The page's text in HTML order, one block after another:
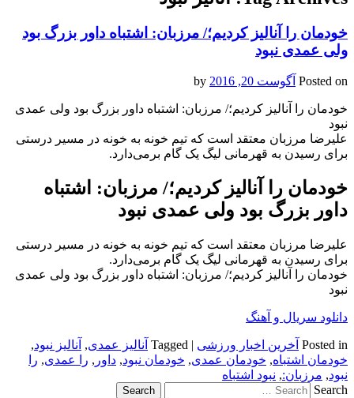
خودمان را آنالیز کردیم؛/ مرزبان: اشتباه داور بزرگ بود
ولی عمدی نبود
Posted on آگوست 20, 2016
خودمان را آنالیز کردیم؛/ مرزبان: اشتباه داور بزرگ بود ولی عمدی
نبود
علیرضا مرزبان معتقد است که تیم خونه به خونه در مسیر درستی
برای رسیدن به قهرمانی لیگ یک گام برمی‌دارد.
خودمان را آنالیز کردیم؛/ مرزبان: اشتباه
داور بزرگ بود ولی عمدی نبود
علیرضا مرزبان معتقد است که تیم خونه به خونه در مسیر درستی
برای رسیدن به قهرمانی لیگ یک گام برمی‌دارد.
خودمان را آنالیز کردیم؛/ مرزبان: اشتباه داور بزرگ بود ولی عمدی
نبود
دانلود سریال و آهنگ
Posted in آخرین اخبار ورزشی |
Tagged آنالیز عمدی, آنالیز نبود,
خودمان اشتباه, خودمان عمدی, خودمان نبود, داور , را عمدی, را
نبود, مرزبان:, نبود اشتباه
Search